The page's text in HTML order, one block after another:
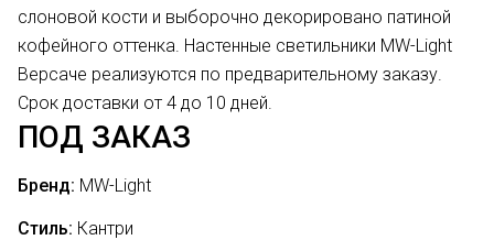
слоновой кости и выборочно декорировано патиной
кофейного оттенка. Настенные светильники MW-Light
Версаче реализуются по предварительному заказу.
Срок доставки от 4 до 10 дней.
ПОД ЗАКАЗ
Бренд: MW-Light
Стиль: Кантри